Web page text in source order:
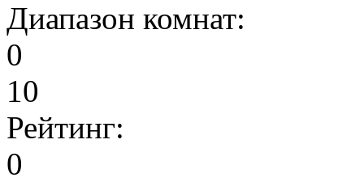
Диапазон комнат:
0
10
Рейтинг:
0